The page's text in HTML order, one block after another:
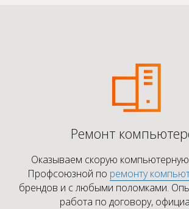
Ремонт
Оказываем скорую
Профсоюзной по ремонту
брендов и с любыми поломками.
работа по договору,